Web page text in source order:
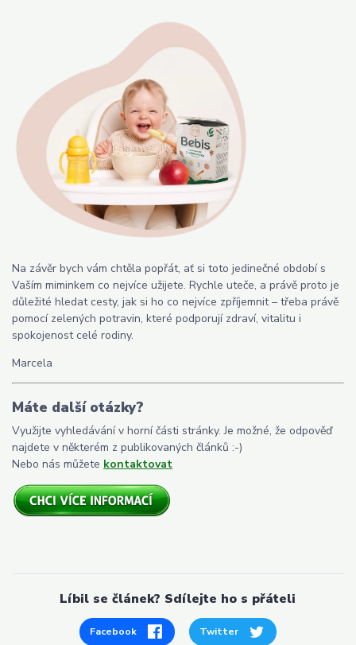
Na závěr bych vám chtěla popřát, ať si toto jedinečné období s
Vaším miminkem co nejvíce užijete. Rychle uteče, a právě proto je
důležité hledat cesty, jak si ho co nejvíce zpříjemnit – třeba právě
pomocí zelených potravin, které podporují zdraví, vitalitu i
spokojenost celé rodiny.
Marcela
Máte další otázky?
Využijte vyhledávání v horní části stránky. Je možné, že odpověď
najdete v některém z publikovaných článků :-)
Nebo nás můžete kontaktovat
Líbil se článek? Sdílejte ho s přáteli
Facebook Twitter